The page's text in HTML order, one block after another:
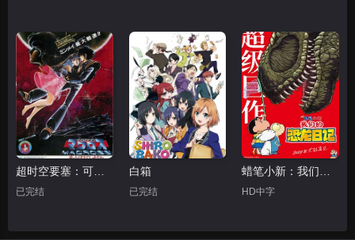
已完结
白箱
已完结 HD中字